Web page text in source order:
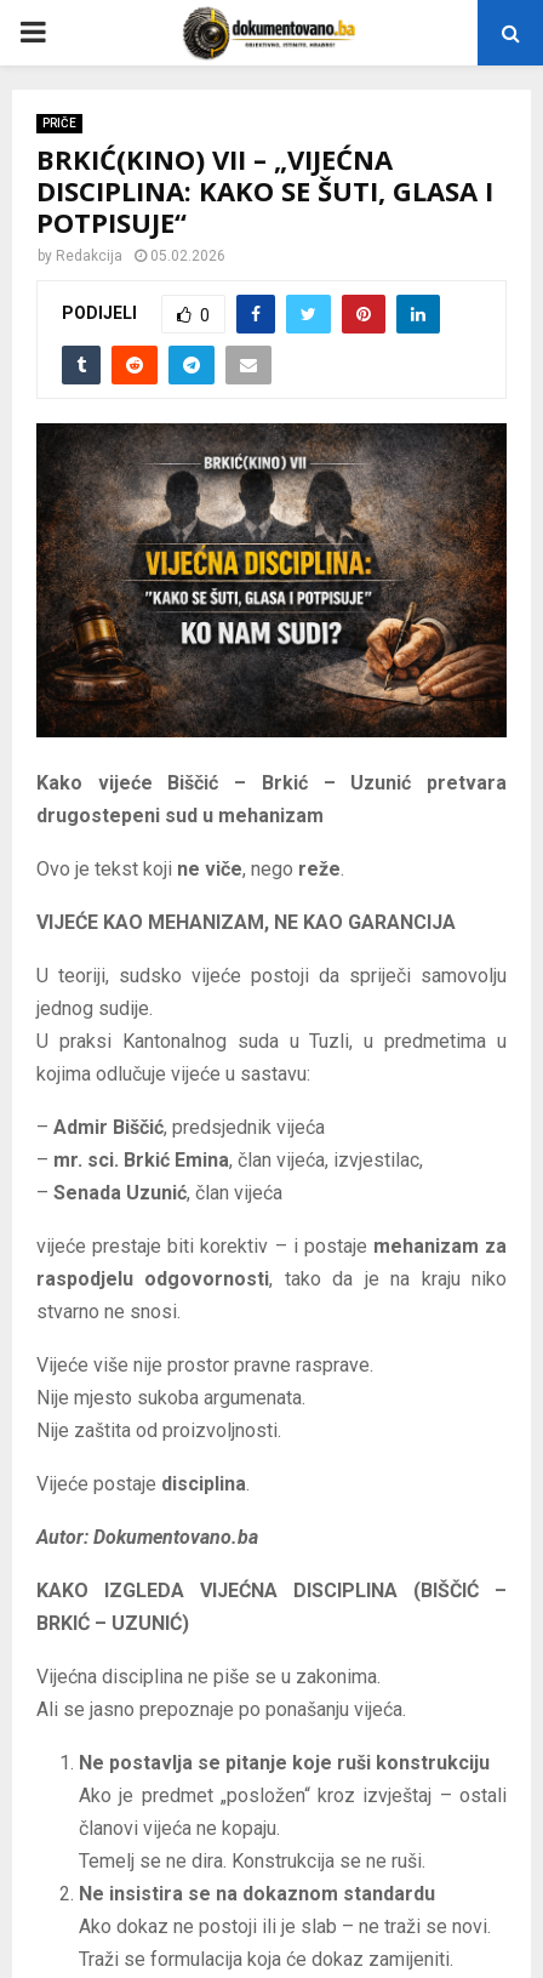
P
M
Y
M
E
N
U
PRIČE
BRKIĆ(KINO) VII – „VIJEĆNA
DISCIPLINA: KAKO SE ŠUTI, GLASA I
POTPISUJE“
by Redakcija 05.02.2026
PODIJELI 0
Kako vijeće Biščić – Brkić – Uzunić pretvara
drugostepeni sud u mehanizam
Ovo je tekst koji ne viče, nego reže
VIJEĆE KAO MEHANIZAM, NE KAO GARANCIJA
U teoriji, sudsko vijeće postoji da spriječi samovolju
jednog sudije.
U praksi Kantonalnog suda u Tuzli, u predmetima u
kojima odlučuje vijeće u sastavu:
– Admir Biščić, predsjednik vijeća
– mr. sci. Brkić Emina, član vijeća, izvjestilac,
– Senada Uzunić, član vijeća
vijeće prestaje biti korektiv – i postaje mehanizam za
raspodjelu odgovornosti, tako da je na kraju niko
stvarno ne snosi.
Vijeće više nije prostor pravne rasprave.
Nije mjesto sukoba argumenata.
Nije zaštita od proizvoljnosti.
Vijeće postaje disciplina
Autor: Dokumentovano.ba
KAKO IZGLEDA VIJEĆNA DISCIPLINA (BIŠČIĆ –
BRKIĆ – UZUNIĆ)
Vijećna disciplina ne piše se u zakonima.
Ali se jasno prepoznaje po ponašanju vijeća.
Ne postavlja se pitanje koje ruši konstrukciju
Ako je predmet „posložen“ kroz izvještaj – ostali
članovi vijeća ne kopaju.
Temelj se ne dira. Konstrukcija se ne ruši.
Ne insistira se na dokaznom standardu
Ako dokaz ne postoji ili je slab – ne traži se novi.
Traži se formulacija koja će dokaz zamijeniti.